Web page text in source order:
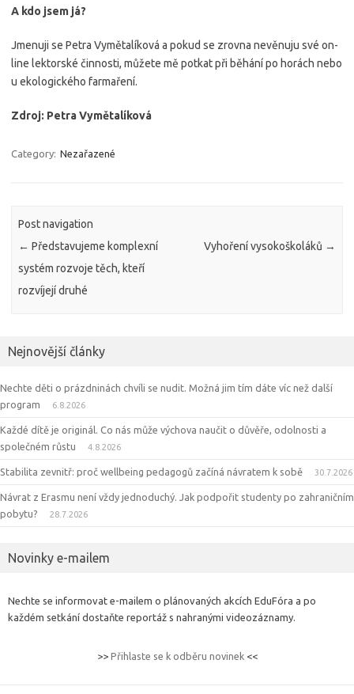
A kdo jsem já?
Jmenuji se Petra Vymětalíková a pokud se zrovna nevěnuju své on-
line lektorské činnosti, můžete mě potkat při běhání po horách nebo
u ekologického farmaření.
Zdroj: Petra Vymětalíková
Category: Nezařazené
Post navigation
← Představujeme komplexní
systém rozvoje těch, kteří
rozvíjejí druhé
Vyhoření vysokoškoláků →
Nejnovější články
Nechte děti o prázdninách chvíli se nudit. Možná jim tím dáte víc než další
program
6.8.2026
Každé dítě je originál. Co nás může výchova naučit o důvěře, odolnosti a
společném růstu
4.8.2026
Stabilita zevnitř: proč wellbeing pedagogů začíná návratem k sobě 30.7.2026
Návrat z Erasmu není vždy jednoduchý. Jak podpořit studenty po zahraničním
pobytu?
28.7.2026
Novinky e-mailem
Nechte se informovat e-mailem o plánovaných akcích EduFóra a po
každém setkání dostaňte reportáž s nahranými videozáznamy.
>> Přihlaste se k odběru novinek<<